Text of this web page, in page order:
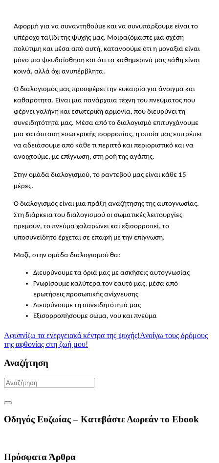
Αφορμή για να συναντηθούμε και να συνυπάρξουμε είναι το
υπέροχο ταξίδι της ψυχής μας. Μοιραζόμαστε μια σχέση
πολύτιμη και μέσα από αυτή, κατανοούμε ότι η μοναξιά είναι
μόνο μια ψευδαίσθηση και ότι τα καθημερινά μας πάθη είναι
κοινά, αλλά όχι ανυπέρβλητα.
Ο διαλογισμός μας προσφέρει την ευκαιρία για άνοιγμα και
καθαρότητα. Είναι μια πανάρχαια τέχνη του πνεύματος που
φέρνει γαλήνη και εσωτερική αρμονία, που διευρύνει τη
συνειδητότητά μας. Μέσα από το διαλογισμό επιτυγχάνουμε
μια κατάσταση εσωτερικής ισορροπίας, η οποία μας επιτρέπει
να αδειάσουμε από κάθε τι περιττό και περιοριστικό και να
ανοιχτούμε, με επίγνωση, στη ροή της αγάπης.
Στην ομάδα διαλογισμού, το ραντεβού μας είναι κάθε 15
μέρες.
Ο διαλογισμός είναι μια πράξη αναζήτησης της αυτογνωσίας.
Στη διάρκεια του διαλογισμού οι σωματικές λειτουργίες
ηρεμούν, το πνεύμα χαλαρώνει και εξισορροπεί, το
υποσυνείδητο έρχεται σε επαφή με την επίγνωση.
Μαζί, στην ομάδα διαλογισμού θα:
Διευρύνουμε τα όριά μας με ασκήσεις αυτογνωσίας
Γνωρίσουμε καλύτερα τον εαυτό μας, μέσα από
ερωτήσεις προσωπικής ανίχνευσης
Διευρύνουμε τη συνειδητότητά μας
Εξισορροπήσουμε σώμα, νου και πνεύμα
Αφυπνίζω τα ενεργειακά κέντρα της ψυχής!Ανοίγω τους δρόμους
της αφθονίας στη ζωή μου!
Αναζήτηση
Οδηγός Ευζωίας – Κατεβάστε Δωρεάν το Ebook
Πρόσφατα Άρθρα